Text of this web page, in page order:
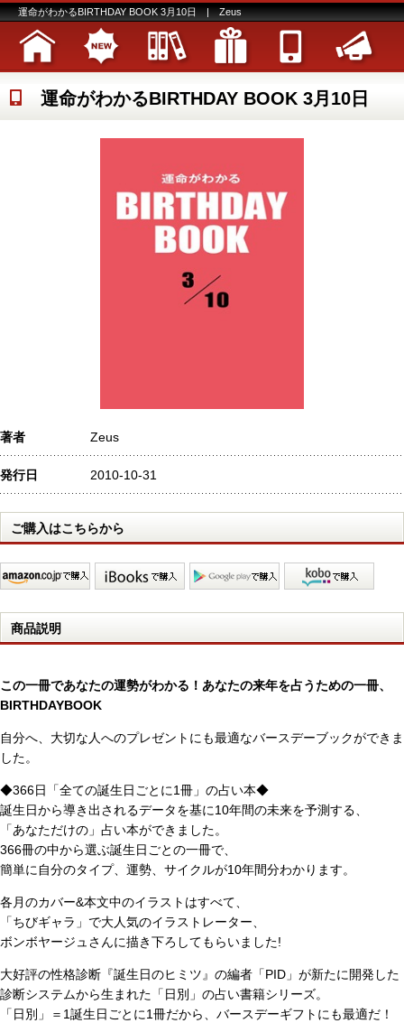
運命がわかるBIRTHDAY BOOK 3月10日 | Zeus
運命がわかるBIRTHDAY BOOK 3月10日
著者 Zeus
発行日 2010-10-31
ご購入はこちらから
商品説明
この一冊であなたの運勢がわかる！あなたの来年を占うための一冊、
BIRTHDAYBOOK
自分へ、大切な人へのプレゼントにも最適なバースデーブックができま
した。
◆366日「全ての誕生日ごとに1冊」の占い本◆
誕生日から導き出されるデータを基に10年間の未来を予測する、
「あなただけの」占い本ができました。
366冊の中から選ぶ誕生日ごとの一冊で、
簡単に自分のタイプ、運勢、サイクルが10年間分わかります。
各月のカバー&本文中のイラストはすべて、
「ちびギャラ」で大人気のイラストレーター、
ボンボヤージュさんに描き下ろしてもらいました!
大好評の性格診断『誕生日のヒミツ』の編者「PID」が新たに開発した
診断システムから生まれた「日別」の占い書籍シリーズ。
「日別」＝1誕生日ごとに1冊だから、バースデーギフトにも最適だ！